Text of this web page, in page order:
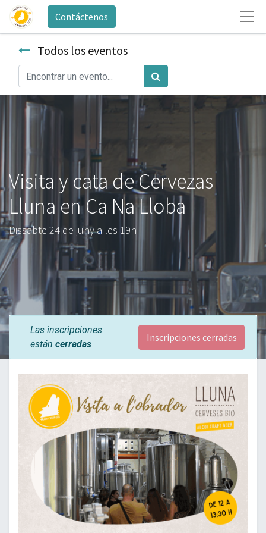
Contáctenos
Todos los eventos
Visita y cata de Cervezas
Lluna en Ca Na Lloba
Dissabte 24 de juny a les 19h
Las inscripciones
están cerradas
Inscripciones cerradas